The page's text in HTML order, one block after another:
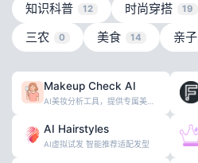
知识科普 12 时尚穿搭 19
三农 0 美食 14 亲子
Makeup Check AI
AI Hairstyles
AI虚拟试发 智能推荐适配发型